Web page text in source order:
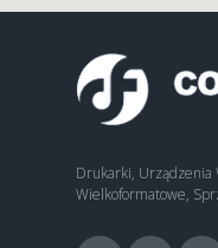
Drukarki, Urządzenia
Wielkoformatowe,